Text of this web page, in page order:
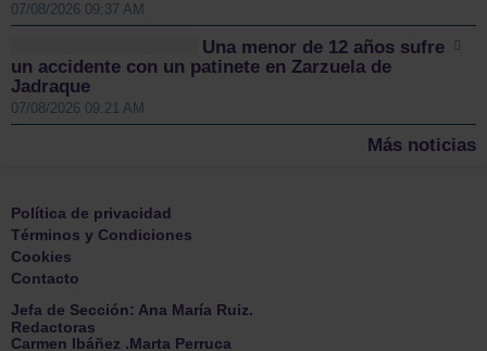
07/08/2026 09:37 AM
Una menor de 12 años sufre
un accidente con un patinete en Zarzuela de
Jadraque
07/08/2026 09:21 AM
Más noticias
Política de privacidad
Términos y Condiciones
Cookies
Contacto
Jefa de Sección: Ana María Ruiz.
Redactoras
Carmen Ibáñez .Marta Perruca